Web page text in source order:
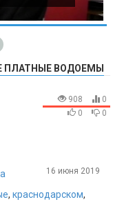
ПЛАТНЫЕ ВОДОЕМЫ
908
0
0
0
, краснодарском,
16 июня 2019